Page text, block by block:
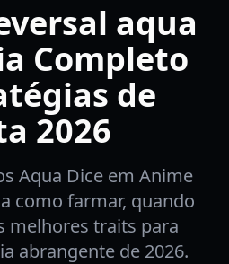
aqua
Completo
de
2026
Aqua Dice em Anime
como farmar, quando
melhores traits para
abrangente de 2026.